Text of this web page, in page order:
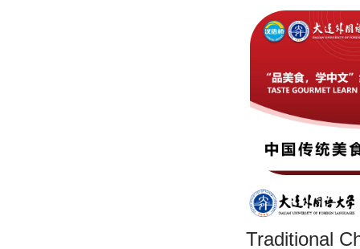
Traditional